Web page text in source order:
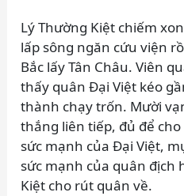
Lý Thường Kiệt chiếm
lấp sông ngăn cứu viện
Bắc lấy Tân Châu. Viên
thấy quân Đại Việt kéo
thành chạy trốn. Mười
thắng liên tiếp, đủ để
sức mạnh của Đại Việt,
sức mạnh của quân địch
Kiệt cho rút quân về.